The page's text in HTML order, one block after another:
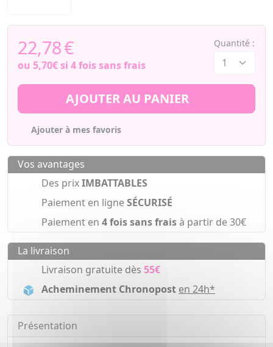
22,78€
ou 5,70€si 4 fois sans frais
Quantité :
AJOUTER AU PANIER
Ajouter à mes favoris
Vos avantages
Des prixIMBATTABLES
Paiement en ligneSÉCURISÉ
Paiement en 4 fois sans fraisà partir de 30€
La livraison
Livraison gratuite dès 55€
Acheminement Chronopost en 24h*
Présentation